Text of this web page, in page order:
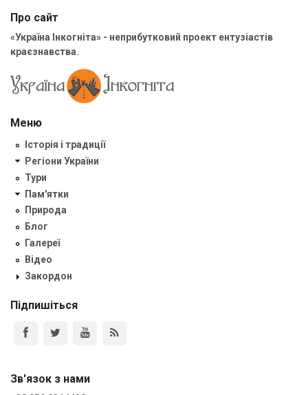
Про сайт
«Україна Інкогніта» - неприбутковий проект ентузіастів
краєзнавства.
Меню
Історія і традиції
Регіони України
Тури
Пам'ятки
Природа
Блог
Галереї
Відео
Закордон
Підпишіться
Зв'язок з нами